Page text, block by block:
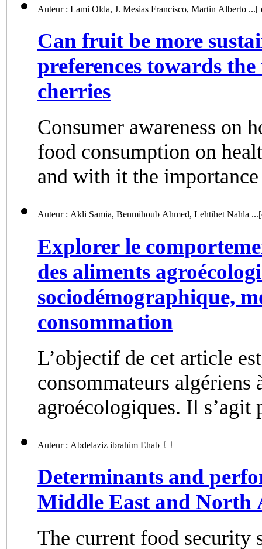
Auteur : Lami Olda,
Can fruit be more
preferences towards
cherries
Consumer awareness on
food consumption on
and with it the
Auteur : Akli
Explorer le
des aliments
sociodémographique,
consommation
L’objectif de cet article
consommateurs algériens
agroécologiques. Il s’agit
Auteur : Abdelaziz ibrahim Ehab
Determinants and
Middle East and North
The current food security